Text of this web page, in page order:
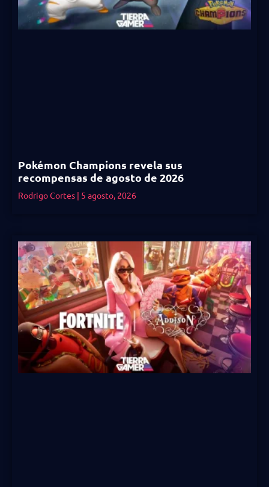
Pokémon Champions revela sus
recompensas de agosto de 2026
Rodrigo Cortes 5 agosto, 2026